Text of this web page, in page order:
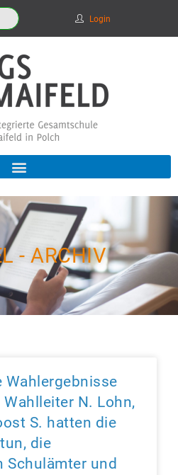
Login
- ARCHIV
Wahlergebnisse
Wahlleiter N. Lohn,
S. hatten die
die
Schulämter und